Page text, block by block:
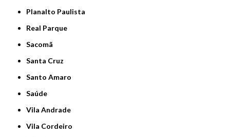
Planalto Paulista
Real Parque
Sacomã
Santa Cruz
Santo Amaro
Saúde
Vila Andrade
Vila Cordeiro